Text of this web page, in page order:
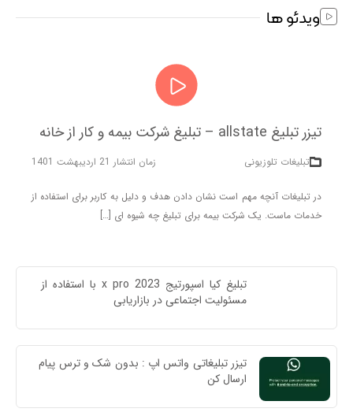
ویدئو ها
تبلیغ کیا اسپورتیج x pro 2023 با استفاده از
مسئولیت اجتماعی در بازاریابی
تیزر تبلیغاتی واتس اپ : بدون شک و ترس پیام
ارسال کن
تیزر تبلیغ allstate – تبلیغ شرکت بیمه و کار از خانه
تبلیغات تلوزیونی زمان انتشار 21 اردیبهشت 1401
در تبلیغات آنچه مهم است نشان دادن هدف و دلیل به کاربر برای استفاده از
خدمات ماست. یک شرکت بیمه برای تبلیغ چه شیوه ای […]